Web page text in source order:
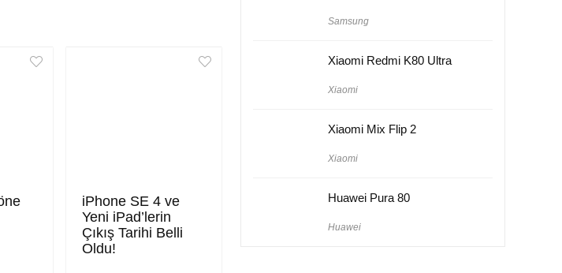
iPhone SE 4 ve
Yeni iPad’lerin
Çıkış Tarihi Belli
Oldu!
Samsung
Xiaomi Redmi K80 Ultra
Xiaomi
Xiaomi Mix Flip 2
Xiaomi
Huawei Pura 80
Huawei